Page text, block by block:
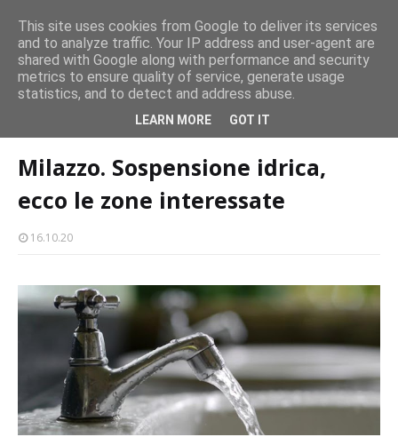
Milazzo 28ª Sagra del Pesce a Vaccarella: il programma
EVENTI
lavori in corso
Milazzo. Sospensione idrica, ecco le zone
Milazzo. Sospensione idrica,
ecco le zone interessate
16.10.20
This site uses cookies from Google to deliver its services
and to analyze traffic. Your IP address and user-agent are
shared with Google along with performance and security
metrics to ensure quality of service, generate usage
statistics, and to detect and address abuse.
LEARN MORE GOT IT